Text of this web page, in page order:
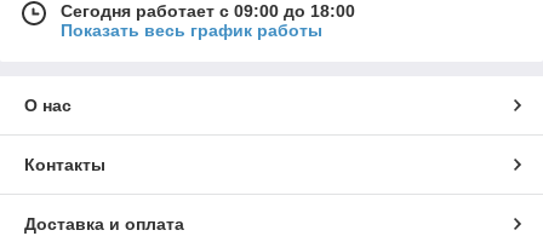
Сегодня работает с 09:00 до 18:00
Показать весь график работы
О нас
Контакты
Доставка и оплата